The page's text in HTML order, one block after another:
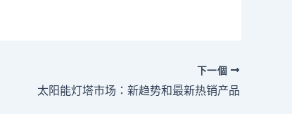
下一個
太阳能灯塔市场：新趋势和最新热销产品